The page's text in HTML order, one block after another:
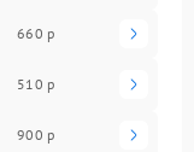
660 р
510 р
900 р